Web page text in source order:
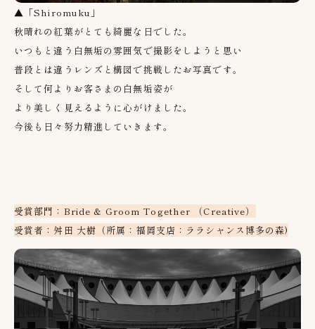
▲「Shiromuku」
秋晴れの紅葉がとても綺麗な日でした。
いつもと違う白無垢の雰囲気で撮影をしようと思い
普段とは違うレンズと構図で挑戦したお写真です。
そして何よりお客さまの白無垢姿が
より美しく見えるように心がけました。
今後も日々努力精進していきます。
受賞部門：Bride & Groom Together （Creative）
受賞者：舛田 大樹（所属：福岡支店：ララシャンス博多の森)